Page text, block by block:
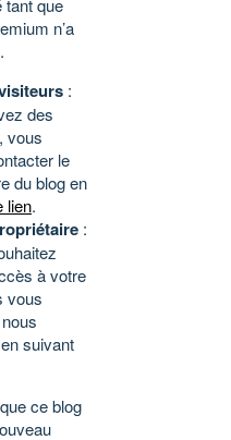
tant que
n’a
:
des
vous
le
du blog en
lien.
:
à votre
vous
suivant
ce blog